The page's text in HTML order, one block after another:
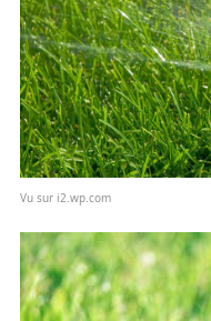
Vu sur i2.wp.com